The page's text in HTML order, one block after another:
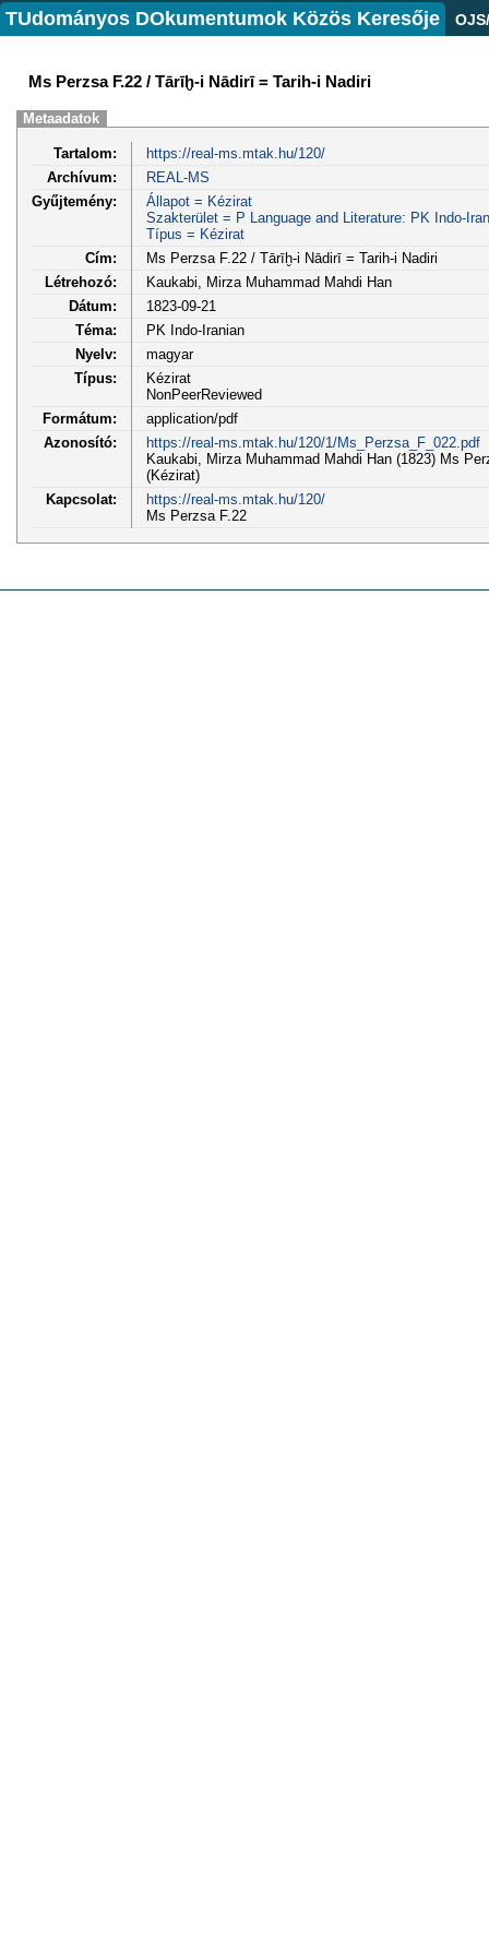
TUdományos DOkumentumok Közös Keresője
Ms Perzsa F.22 / Tārīḫ-i Nādirī = Tarih-i Nadiri
Metaadatok
Tartalom:
https://real-ms.mtak.hu/120/
Archívum:
REAL-MS
Gyűjtemény:
Állapot = Kézirat
Szakterület = P Language and Literature: PK Indo-
Típus = Kézirat
Cím:
Ms Perzsa F.22 / Tārīḫ-i Nādirī = Tarih-i Nadiri
Létrehozó:
Kaukabi, Mirza Muhammad Mahdi Han
Dátum:
1823-09-21
Téma:
PK Indo-Iranian
Nyelv:
magyar
Típus:
Kézirat
NonPeerReviewed
Formátum:
application/pdf
Azonosító:
https://real-ms.mtak.hu/120/1/Ms_Perzsa_F_022.pdf
Kaukabi, Mirza Muhammad Mahdi Han (1823) Ms
(Kézirat)
Kapcsolat:
https://real-ms.mtak.hu/120/
Ms Perzsa F.22